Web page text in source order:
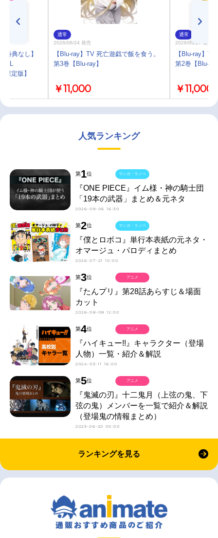
特典なし】
限定版】
通常
2026/06/24 発売
【Blu-ray】TV 死亡遊戯で飯を食う。
第3巻【Blu-ray】
￥11,000
通常
2026/05/27 発売
【Blu-ray】
第2巻【Blu-
￥11,000
人気ランキング
第1位
『ONE PIECE』イム様・神の騎士団
「19本の武器」まとめ＆元ネタ
2026-08-06 16:30
マンガ・ラノベ
第2位
『僕とロボコ』単行本表紙の元ネタ・
オマージュ・パロディまとめ
2026-07-21 10:00
マンガ・ラノベ
第3位
『たんプリ』第28話あらすじ＆場面
カット
2026-08-08 12:00
アニメ
第4位
『ハイキュー!!』キャラクター（登場
人物）一覧・紹介＆解説
2024-03-11 16:00
アニメ
第5位
『鬼滅の刃』十二鬼月（上弦の鬼、下
弦の鬼）メンバーを一覧で紹介＆解説
（登場鬼の情報まとめ）
2023-06-20 00:00
アニメ
ランキングを見る